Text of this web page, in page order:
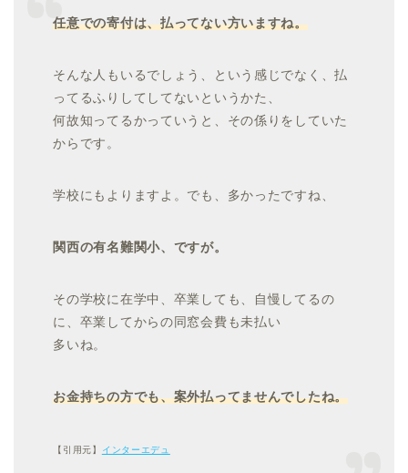
任意での寄付は、払ってない方いますね。
そんな人もいるでしょう、という感じでなく、払
ってるふりしてしてないというかた、
何故知ってるかっていうと、その係りをしていた
からです。
学校にもよりますよ。でも、多かったですね、
関西の有名難関小、ですが。
その学校に在学中、卒業しても、自慢してるの
に、卒業してからの同窓会費も未払い
多いね。
お金持ちの方でも、案外払ってませんでしたね。
【引用元】 インターエデュ